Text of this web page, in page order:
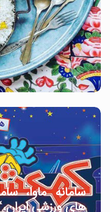
سامانه ماوا،
های ورزشی